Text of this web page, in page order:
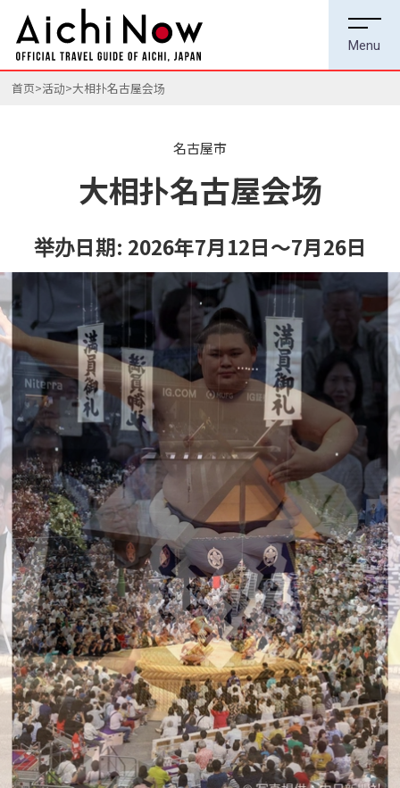
首页 活动 大相扑名古屋会场
名古屋市
大相扑名古屋会场
举办日期: 2026年7月12日～7月26日